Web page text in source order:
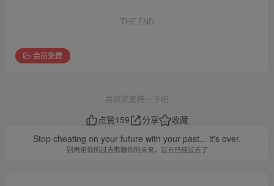
THE END
会员免费
喜欢就支持一下吧
点赞159 分享
收藏
Stop cheating on your future with your past... it's over.
别再用你的过去欺骗你的未来，过去已经过去了